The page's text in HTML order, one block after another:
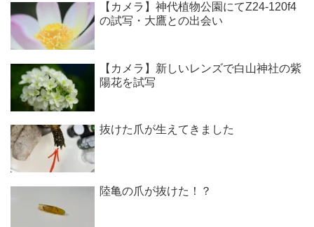
【カメラ】神代植物公園にてZ24-120f4
の試写・大鷹との出会い
【カメラ】新しいレンズで白山神社の紫
陽花を試写
抜けた爪が生えてきました
陸亀の爪が抜けた！？